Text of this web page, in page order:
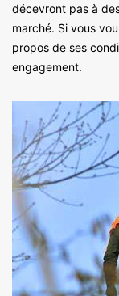
décevront pas à
marché. Si vous
propos de ses
engagement.